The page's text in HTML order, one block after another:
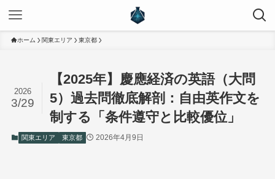
ホーム 関東エリア 東京都
【2025年】慶應経済の英語（大問
5）過去問徹底解剖：自由英作文を
制する「条件遵守と比較優位」
2026
3/29
関東エリア 東京都 2026年4月9日